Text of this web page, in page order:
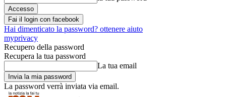
Fai il login con facebook
Hai dimenticato la password? ottenere aiuto
myprivacy
Recupero della password
Recupera la tua password
La tua email
La password verrà inviata via email.